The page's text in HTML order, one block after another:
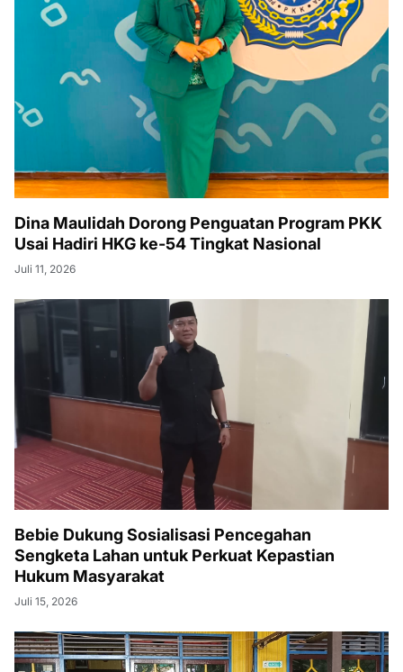
Dina Maulidah Dorong Penguatan Program PKK
Usai Hadiri HKG ke-54 Tingkat Nasional
Juli 11, 2026
Bebie Dukung Sosialisasi Pencegahan
Sengketa Lahan untuk Perkuat Kepastian
Hukum Masyarakat
Juli 15, 2026